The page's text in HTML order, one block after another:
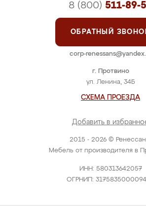
2015 - 2026 ©
Мебель от производителя в
ИНН: 580313642057
ОГРНИП:
г. Протвино
ул. Ленина, 34Б
СХЕМА ПРОЕЗДА
Добавить в
8 (800) 511-89-
ОБРАТНЫЙ
corp-